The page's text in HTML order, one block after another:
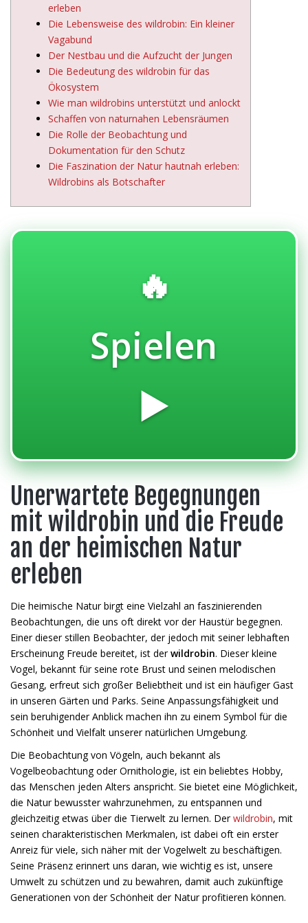
erleben
Die Lebensweise des wildrobin: Ein kleiner
Vagabund
Der Nestbau und die Aufzucht der Jungen
Die Bedeutung des wildrobin für das
Ökosystem
Wie man wildrobins unterstützt und anlockt
Schaffen von naturnahen Lebensräumen
Die Rolle der Beobachtung und
Dokumentation für den Schutz
Die Faszination der Natur hautnah erleben:
Wildrobins als Botschafter
🔥
Spielen
▶️
Unerwartete Begegnungen
mit wildrobin und die Freude
an der heimischen Natur
erleben
Die heimische Natur birgt eine Vielzahl an faszinierenden
Beobachtungen, die uns oft direkt vor der Haustür begegnen.
Einer dieser stillen Beobachter, der jedoch mit seiner lebhaften
Erscheinung Freude bereitet, ist derwildrobin. Dieser kleine
Vogel, bekannt für seine rote Brust und seinen melodischen
Gesang, erfreut sich großer Beliebtheit und ist ein häufiger Gast
in unseren Gärten und Parks. Seine Anpassungsfähigkeit und
sein beruhigender Anblick machen ihn zu einem Symbol für die
Schönheit und Vielfalt unserer natürlichen Umgebung.
Die Beobachtung von Vögeln, auch bekannt als
Vogelbeobachtung oder Ornithologie, ist ein beliebtes Hobby,
das Menschen jeden Alters anspricht. Sie bietet eine Möglichkeit,
die Natur bewusster wahrzunehmen, zu entspannen und
gleichzeitig etwas über die Tierwelt zu lernen. Derwildrobin, mit
seinen charakteristischen Merkmalen, ist dabei oft ein erster
Anreiz für viele, sich näher mit der Vogelwelt zu beschäftigen.
Seine Präsenz erinnert uns daran, wie wichtig es ist, unsere
Umwelt zu schützen und zu bewahren, damit auch zukünftige
Generationen von der Schönheit der Natur profitieren können.